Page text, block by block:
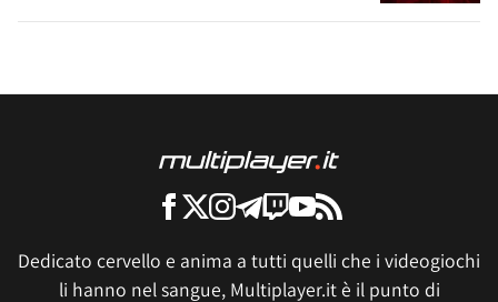
Dedicato cervello e anima a tutti quelli che i videogiochi
li hanno nel sangue, Multiplayer.it è il punto di